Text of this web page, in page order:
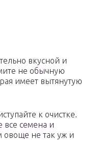
вкусной и
не обычную
имеет вытянутую
к очистке.
все семена и
овоще не так уж и